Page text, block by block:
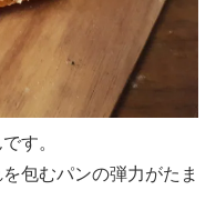
す。
包むパンの弾力がたま